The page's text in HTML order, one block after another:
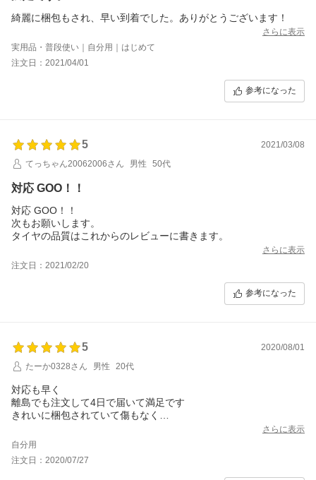
綺麗に梱包もされ、早い到着でした。ありがとうございます！
さらに表示
実用品・普段使い｜自分用｜はじめて
注文日：2021/04/01
参考になった
5
2021/03/08
てっちゃん20062006さん
男性 50代
対応 GOO！！
対応 GOO！！
次もお願いします。
タイヤの品質はこれからのレビューに書きます。
さらに表示
注文日：2021/02/20
参考になった
5
2020/08/01
たーか0328さん
男性 20代
対応も早く
離島でも注文して4日で届いて満足です
きれいに梱包されていて傷もなく
またリピートしようと思います！
さらに表示
自分用
注文日：2020/07/27